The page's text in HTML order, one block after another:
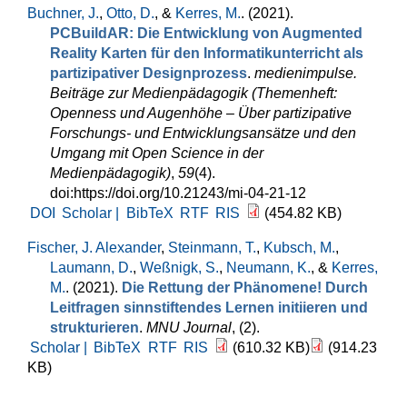
Buchner, J., Otto, D., & Kerres, M.. (2021).
PCBuildAR: Die Entwicklung von Augmented
Reality Karten für den Informatikunterricht als
partizipativer Designprozess. medienimpulse.
Beiträge zur Medienpädagogik (Themenheft:
Openness und Augenhöhe – Über partizipative
Forschungs- und Entwicklungsansätze und den
Umgang mit Open Science in der
Medienpädagogik), 59(4).
doi:https://doi.org/10.21243/mi-04-21-12
DOI
Scholar | BibTeX RTF RIS (454.82 KB)
Fischer, J. Alexander, Steinmann, T., Kubsch, M.,
Laumann, D., Weßnigk, S., Neumann, K., & Kerres,
M.. (2021). Die Rettung der Phänomene! Durch
Leitfragen sinnstiftendes Lernen initiieren und
strukturieren. MNU Journal, (2).
Scholar |
BibTeX RTF RIS (610.32 KB)
(914.23
KB)